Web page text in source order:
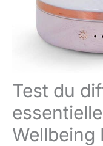
Test du
Wellbeing